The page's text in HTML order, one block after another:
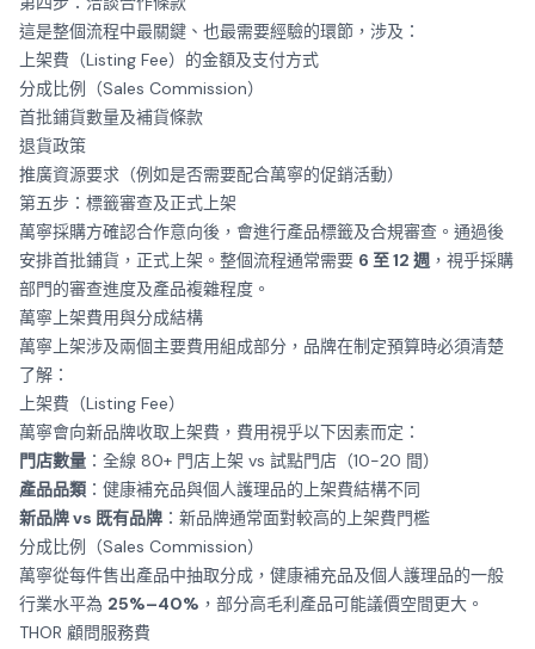
這是整個流程中最關鍵、也最需要經驗的環節，涉及：
上架費（Listing Fee）的金額及支付方式
分成比例（Sales Commission）
首批鋪貨數量及補貨條款
退貨政策
推廣資源要求（例如是否需要配合萬寧的促銷活動）
第五步：標籤審查及正式上架
萬寧採購方確認合作意向後，會進行產品標籤及合規審查。通過後
安排首批鋪貨，正式上架。整個流程通常需要 6 至 12 週 ，視乎採購
部門的審查進度及產品複雜程度。
萬寧上架費用與分成結構
萬寧上架涉及兩個主要費用組成部分，品牌在制定預算時必須清楚
了解：
上架費（Listing Fee）
萬寧會向新品牌收取上架費，費用視乎以下因素而定：
門店數量 ：全線 80+ 門店上架 vs 試點門店（10-20 間）
產品品類 ：健康補充品與個人護理品的上架費結構不同
新品牌 vs 既有品牌 ：新品牌通常面對較高的上架費門檻
分成比例（Sales Commission）
萬寧從每件售出產品中抽取分成，健康補充品及個人護理品的一般
行業水平為 25%–40% ，部分高毛利產品可能議價空間更大。
THOR 顧問服務費